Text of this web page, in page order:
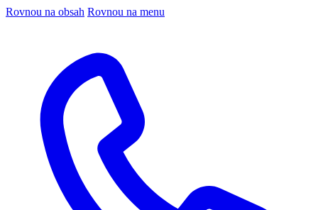
Rovnou na obsah Rovnou na menu